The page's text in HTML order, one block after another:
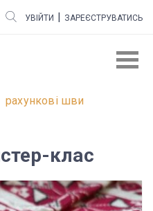
УВІЙТИ | ЗАРЕЄСТРУВАТИСЬ
рахункові шви
клас